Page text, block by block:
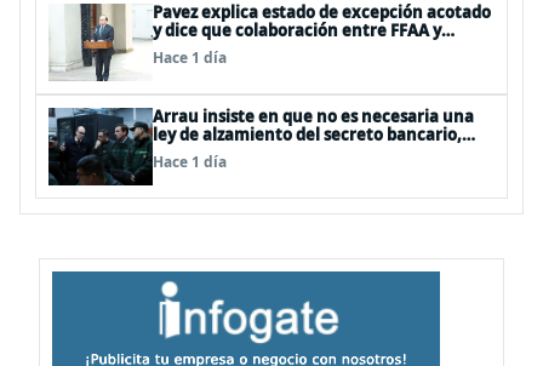
Pavez explica estado de excepción acotado
y dice que colaboración entre FFAA y
policías, “es algo del todo pertinente
analizar”
Hace 1 día
Arrau insiste en que no es necesaria una
ley de alzamiento del secreto bancario,
porque ya existe
Hace 1 día